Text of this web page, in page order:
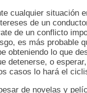
cualquier situación
de un
de un conflicto
es más probable
obteniendo lo que
detenerse, o
casos lo hará el
de novelas y